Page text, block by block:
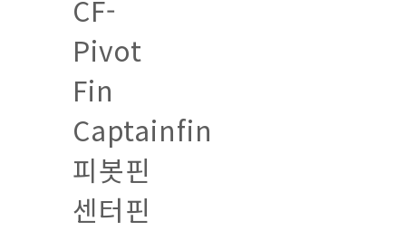
CF-
Pivot
Fin
Captainfin
피봇핀
센터핀